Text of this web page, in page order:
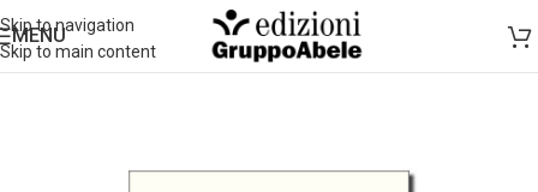
Skip to navigation
Skip to main content
MENU